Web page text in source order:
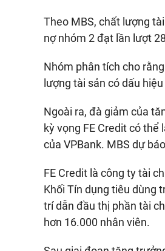
Theo MBS, chất lượng
nợ nhóm 2 đạt lần lượt
Nhóm phân tích cho
lượng tài sản có dấu
Ngoài ra, đà giảm của
kỳ vọng FE Credit có
của VPBank. MBS dự
FE Credit là công ty tài
Khối Tín dụng tiêu dùng
trí dẫn đầu thị phần tài
hơn 16.000 nhân viên.